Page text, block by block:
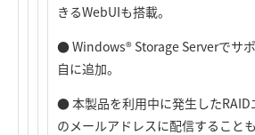
きるWebUIも搭載。
● Windows® Storage Serverでサ
自に追加。
● 本製品を利用中に発生した
のメールアドレスに配信することも